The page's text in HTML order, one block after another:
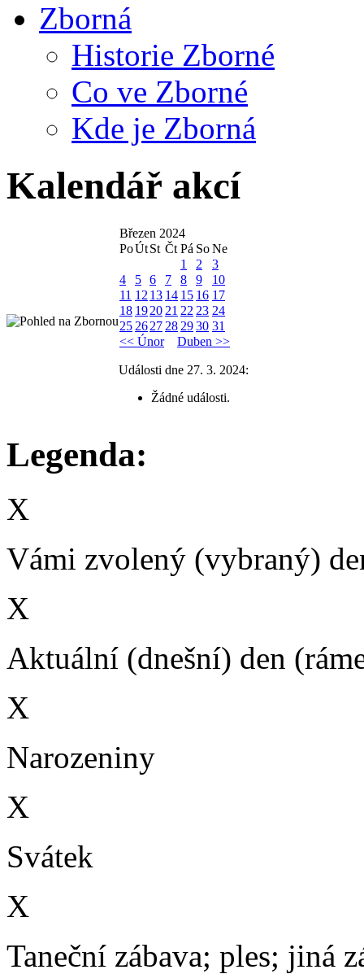
Zborná
Historie Zborné
Co ve Zborné
Kde je Zborná
Kalendář akcí
Březen 2024
PoÚtSt Čt Pá SoNe
1
2
3
4
5 6 7 8 9
10
11 12 13 14 15 16 17
18 1920 21 22 23 24
25 2627 28 2930 31
<< Únor
Duben >>
Události dne 27. 3. 2024:
Žádné události.
Legenda:
X
Vámi zvolený (vybraný)
X
Aktuální (dnešní) den
X
Narozeniny
X
Svátek
X
Taneční zábava; ples; jiná